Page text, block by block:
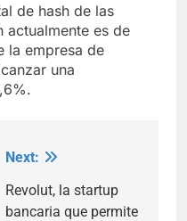
de hash de las
actualmente es de
la empresa de
una
Next:
Revolut, la startup
bancaria que permite